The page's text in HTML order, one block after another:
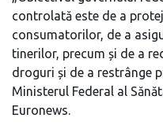
controlată este de a
consumatorilor, de a
tinerilor, precum și de a
droguri și de a restrânge
Ministerul Federal al
Euronews.